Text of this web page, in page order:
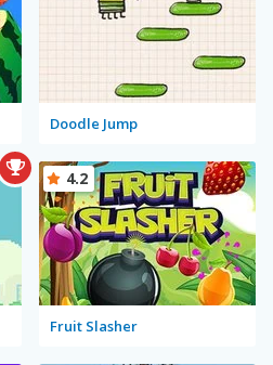
Doodle Jump
Fruit Slasher
4.2